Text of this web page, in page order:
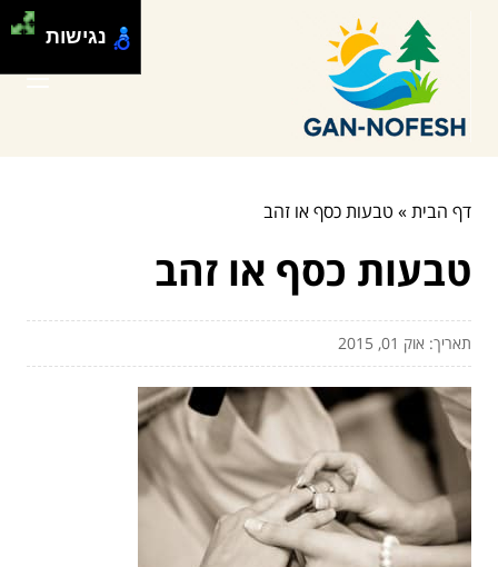
דף הבית» טבעות כסף או זהב
טבעות כסף או זהב
תאריך: אוק 01, 2015
נגישות